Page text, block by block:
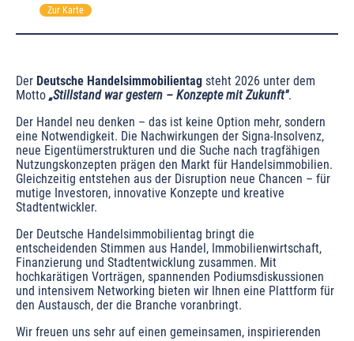
Zur Karte
Der Deutsche Handelsimmobilientag steht 2026 unter dem
Motto „Stillstand war gestern – Konzepte mit Zukunft".
Der Handel neu denken – das ist keine Option mehr, sondern
eine Notwendigkeit. Die Nachwirkungen der Signa-Insolvenz,
neue Eigentümerstrukturen und die Suche nach tragfähigen
Nutzungskonzepten prägen den Markt für Handelsimmobilien.
Gleichzeitig entstehen aus der Disruption neue Chancen – für
mutige Investoren, innovative Konzepte und kreative
Stadtentwickler.
Der Deutsche Handelsimmobilientag bringt die
entscheidenden Stimmen aus Handel, Immobilienwirtschaft,
Finanzierung und Stadtentwicklung zusammen. Mit
hochkarätigen Vorträgen, spannenden Podiumsdiskussionen
und intensivem Networking bieten wir Ihnen eine Plattform für
den Austausch, der die Branche voranbringt.
Wir freuen uns sehr auf einen gemeinsamen, inspirierenden